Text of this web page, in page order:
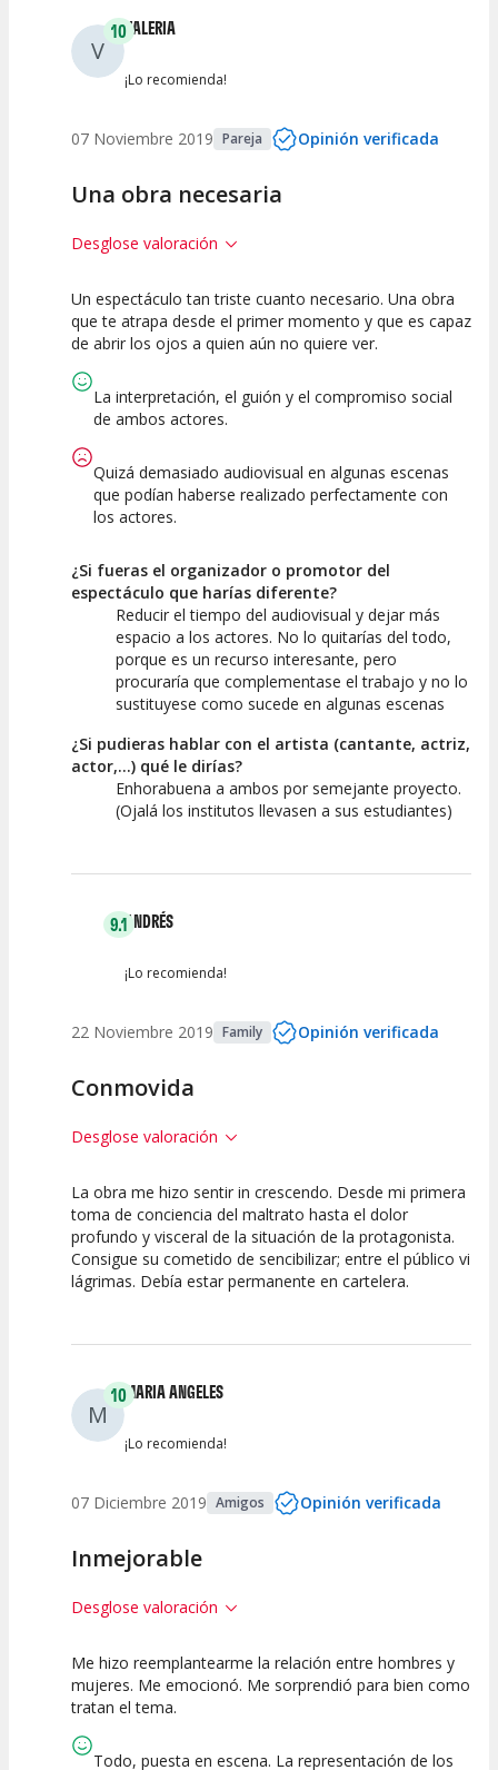
V
10VALERIA
¡Lo recomienda!
07 Noviembre 2019 Pareja Opinión verificada
Una obra necesaria
Desglose valoración
10
Calidad del
10
Puesta en
10
Interpretación
Un espectáculo tan triste cuanto necesario. Una obra
que te atrapa desde el primer momento y que es capaz
de abrir los ojos a quien aún no quiere ver.
La interpretación, el guión y el compromiso social
de ambos actores.
Quizá demasiado audiovisual en algunas escenas
que podían haberse realizado perfectamente con
los actores.
¿Si fueras el organizador o promotor del
espectáculo que harías diferente?
Reducir el tiempo del audiovisual y dejar más
espacio a los actores. No lo quitarías del todo,
porque es un recurso interesante, pero
procuraría que complementase el trabajo y no lo
sustituyese como sucede en algunas escenas
¿Si pudieras hablar con el artista (cantante, actriz,
actor,...) qué le dirías?
Enhorabuena a ambos por semejante proyecto.
(Ojalá los institutos llevasen a sus estudiantes)
9.1ANDRÉS
¡Lo recomienda!
22 Noviembre 2019 Family Opinión verificada
Conmovida
Desglose valoración
10
Calidad del
Espectáculo
7.5
Puesta en
Escena
10
Interpretación
artística
La obra me hizo sentir in crescendo. Desde mi primera
toma de conciencia del maltrato hasta el dolor
profundo y visceral de la situación de la protagonista.
Consigue su cometido de sencibilizar; entre el público vi
lágrimas. Debía estar permanente en cartelera.
M
10MARIA ANGELES
¡Lo recomienda!
07 Diciembre 2019 Amigos Opinión verificada
Inmejorable
Desglose valoración
10
Calidad del
10 10
Me hizo reemplantearme la relación entre hombres y
mujeres. Me emocionó. Me sorprendió para bien como
tratan el tema.
Todo, puesta en escena. La representación de los